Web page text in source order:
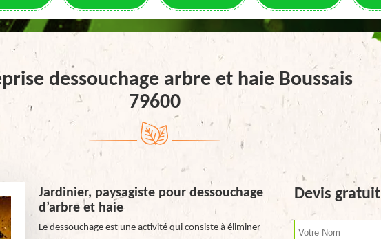
dessouchage arbre et haie Boussais
79600
Jardinier, paysagiste pour dessouchage
d’arbre et haie
Le dessouchage est une activité qui consiste à éliminer
Devis gratuit